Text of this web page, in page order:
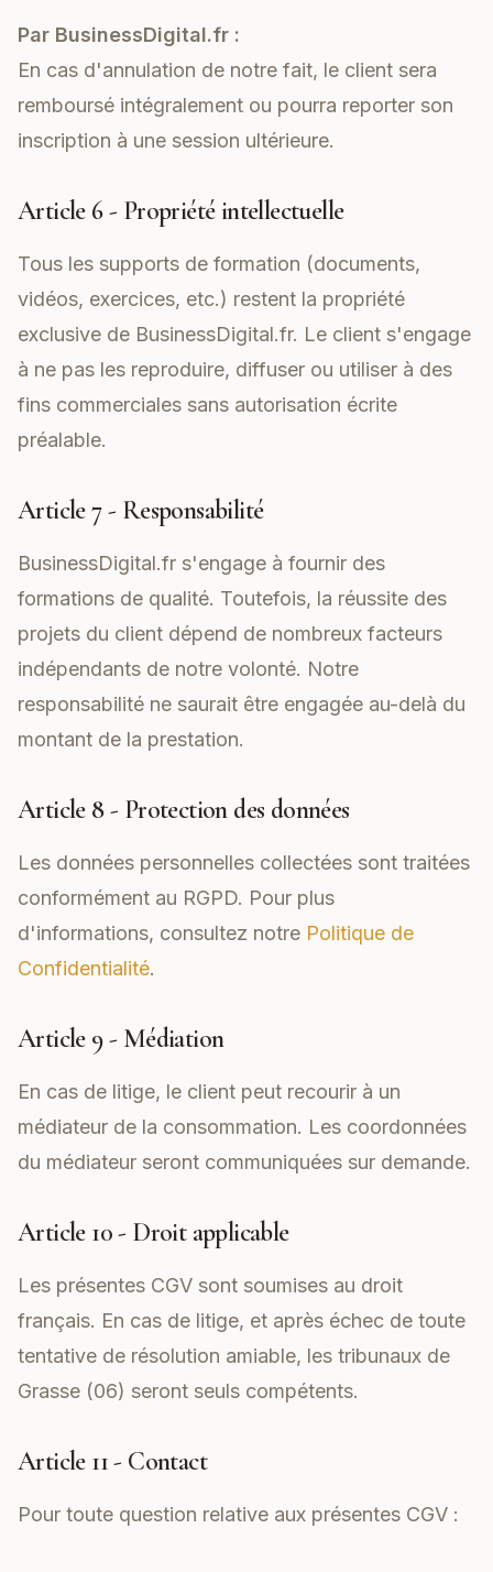
Par BusinessDigital.fr :
En cas d'annulation de notre fait, le client sera
remboursé intégralement ou pourra reporter son
inscription à une session ultérieure.
Article 6 - Propriété intellectuelle
Tous les supports de formation (documents,
vidéos, exercices, etc.) restent la propriété
exclusive de BusinessDigital.fr. Le client s'engage
à ne pas les reproduire, diffuser ou utiliser à des
fins commerciales sans autorisation écrite
préalable.
Article 7 - Responsabilité
BusinessDigital.fr s'engage à fournir des
formations de qualité. Toutefois, la réussite des
projets du client dépend de nombreux facteurs
indépendants de notre volonté. Notre
responsabilité ne saurait être engagée au-delà du
montant de la prestation.
Article 8 - Protection des données
Les données personnelles collectées sont traitées
conformément au RGPD. Pour plus
d'informations, consultez notre Politique de
Confidentialité.
Article 9 - Médiation
En cas de litige, le client peut recourir à un
médiateur de la consommation. Les coordonnées
du médiateur seront communiquées sur demande.
Article 10 - Droit applicable
Les présentes CGV sont soumises au droit
français. En cas de litige, et après échec de toute
tentative de résolution amiable, les tribunaux de
Grasse (06) seront seuls compétents.
Article 11 - Contact
Pour toute question relative aux présentes CGV :